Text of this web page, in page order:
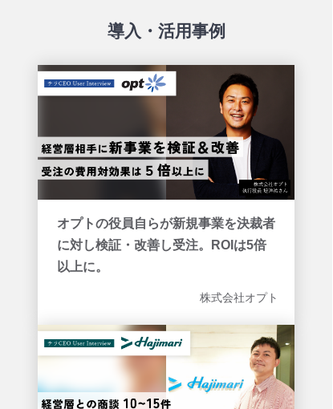
導入・活用事例
オプトの役員自らが新規事業を決裁者
に対し検証・改善し受注。ROIは5倍
以上に。
株式会社オプト